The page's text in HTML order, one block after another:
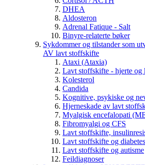
DHEA
Aldosteron
Adrenal Fatique - Salt
Binyre-relaterte bøker
Sykdommer og tilstander som
AV lavt stoffskifte
Ataxi (Ataxia)
Lavt stoffskifte - hjerte og
Kolesterol
Candida
Kognitive, psykiske og
Hjerneskade av lavt
Myalgisk encefalopati
Fibromyalgi og CFS
Lavt stoffskifte,
Lavt stoffskifte og diabetes
Lavt stoffskifte og autisme
Feildiagnoser